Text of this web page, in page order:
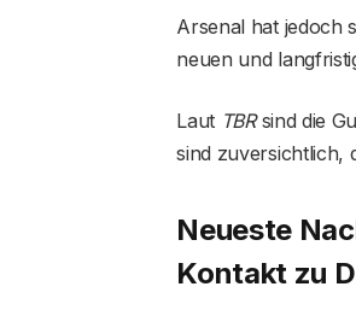
Arsenal hat jedoch
neuen und
Laut TBRsind die
sind zuversichtlich,
Neueste
Kontakt zu